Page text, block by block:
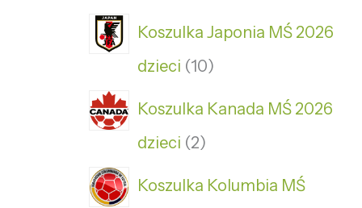
Koszulka Japonia MŚ 2026
dzieci 10
Koszulka Kanada MŚ 2026
dzieci 2
Koszulka Kolumbia MŚ